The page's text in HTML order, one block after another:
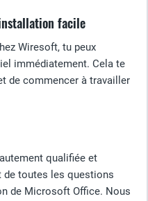
facile
Wiresoft, tu peux
immédiatement. Cela te
de commencer à travailler
qualifiée et
de toutes les questions
de Microsoft Office. Nous